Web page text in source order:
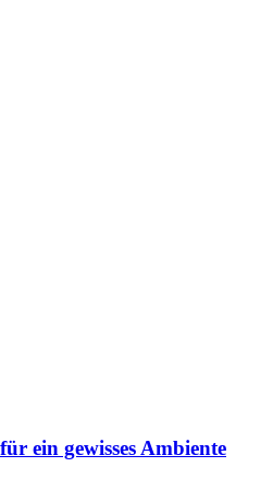
ein gewisses Ambiente